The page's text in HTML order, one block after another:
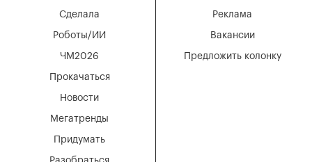
Мегатренды
Придумать
Новости
Сделала
Роботы/ИИ
ЧМ2026
Прокачаться
Вакансии
Реклама
Предложить колонку